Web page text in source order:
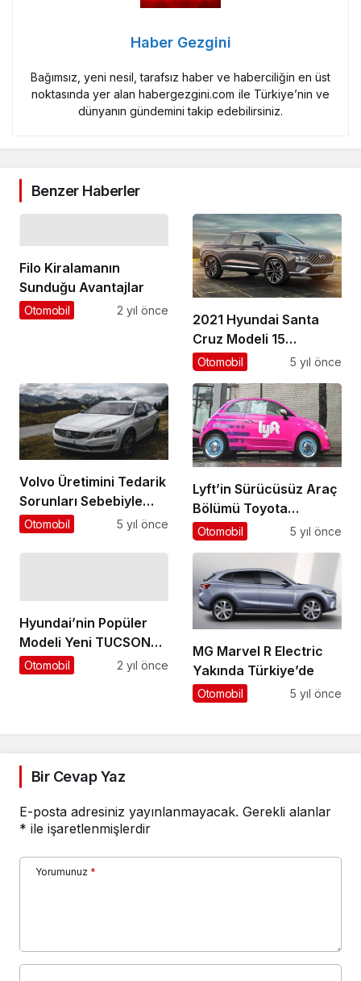
Haber Gezgini
Bağımsız, yeni nesil, tarafsız haber ve haberciliğin en üst
noktasında yer alan habergezgini.com ile Türkiye’nin ve
dünyanın gündemini takip edebilirsiniz.
Benzer Haberler
Filo Kiralamanın
Sunduğu Avantajlar
Otomobil 2 yıl önce
2021 Hyundai Santa
Cruz Modeli 15
Nisan’da Geliyor
Otomobil 5 yıl önce
Volvo Üretimini Tedarik
Sorunları Sebebiyle
Durduruyor
Otomobil 5 yıl önce
Lyft’in Sürücüsüz Araç
Bölümü Toyota
Tarafından Alındı
Otomobil 5 yıl önce
Hyundai’nin Popüler
Modeli Yeni TUCSON
Satışa Sunuldu
Otomobil 2 yıl önce
MG Marvel R Electric
Yakında Türkiye’de
Otomobil 5 yıl önce
Bir Cevap Yaz
E-posta adresiniz yayınlanmayacak. Gerekli alanlar
* ile işaretlenmişlerdir
Yorumunuz *